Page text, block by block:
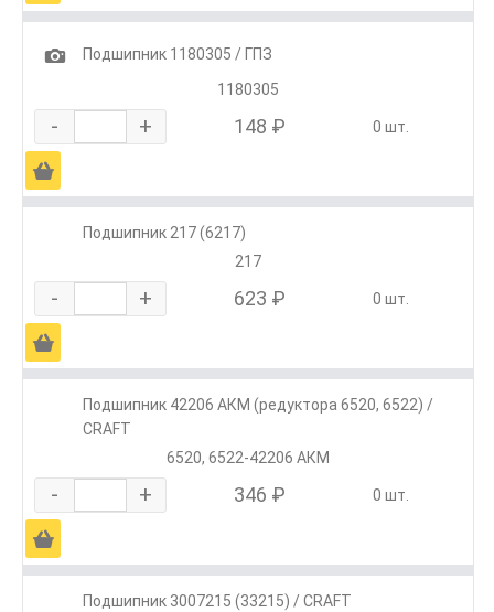
1
Подшипник 1180305 / ГПЗ
1180305
- + 148 ₽ 0 шт.
Ä
Подшипник 217 (6217)
217
- + 623 ₽ 0 шт.
Ä
Подшипник 42206 АКМ (редуктора 6520, 6522) /
CRAFT
6520, 6522-42206 АКМ
- + 346 ₽ 0 шт.
Ä
Подшипник 3007215 (33215) / CRAFT